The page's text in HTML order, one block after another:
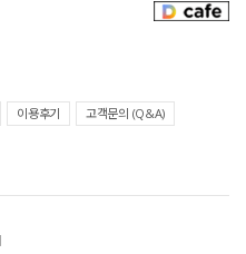
이용후기
고객문의 (Q&A)